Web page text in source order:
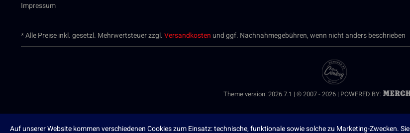
Impressum
* Alle Preise inkl. gesetzl. Mehrwertsteuer zzgl.Versandkosten und ggf. Nachnahmegebühren, wenn nicht anders beschrieben
Theme version: 2026.7.1 | © 2007 - 2026 | POWERED BY:
Auf unserer Website kommen verschiedenen Cookies zum Einsatz: technische, funktionale sowie solche zu Marketing-Zwecken.